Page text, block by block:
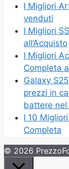
I Migliori
venduti
I Migliori
all’Acquisto
I Migliori
Completa
Galaxy
prezzi in
battere
I 10
Completa
© 2026